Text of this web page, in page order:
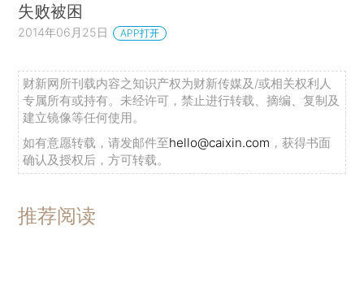
失败被困
2014年06月25日 APP打开
财新网所刊载内容之知识产权为财新传媒及/或相关权利人
专属所有或持有。未经许可，禁止进行转载、摘编、复制及
建立镜像等任何使用。
如有意愿转载，请发邮件至hello@caixin.com ，获得书面
确认及授权后，方可转载。
推荐阅读